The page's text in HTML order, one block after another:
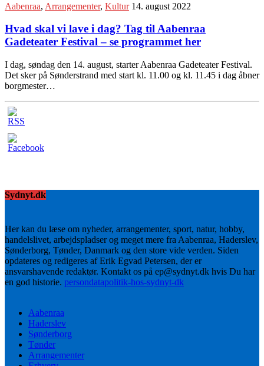
Aabenraa, Arrangementer, Kultur 14. august 2022
Hvad skal vi lave i dag? Tag til Aabenraa
Gadeteater Festival – se programmet her
I dag, søndag den 14. august, starter Aabenraa Gadeteater Festival.
Det sker på Sønderstrand med start kl. 11.00 og kl. 11.45 i dag åbner
borgmester…
Sydnyt.dk
Her kan du læse om nyheder, arrangementer, sport, natur, hobby,
handelslivet, arbejdspladser og meget mere fra Aabenraa, Haderslev,
Sønderborg, Tønder, Danmark og den store vide verden. Siden
opdateres og redigeres af Erik Egvad Petersen, der er
ansvarshavende redaktør. Kontakt os på ep@sydnyt.dk hvis Du har
en god historie. persondatapolitik-hos-sydnyt-dk
Aabenraa
Haderslev
Sønderborg
Tønder
Arrangementer